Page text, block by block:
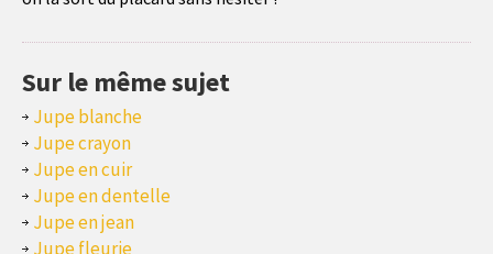
Sur le même sujet
Jupe blanche
Jupe crayon
Jupe en cuir
Jupe en dentelle
Jupe en jean
Jupe fleurie